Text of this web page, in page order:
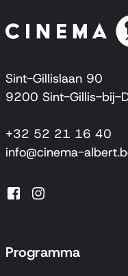
Sint-Gillislaan 90
9200 Sint-Gillis-bij-
+32 52 21 16 40
info@cinema-
Programma